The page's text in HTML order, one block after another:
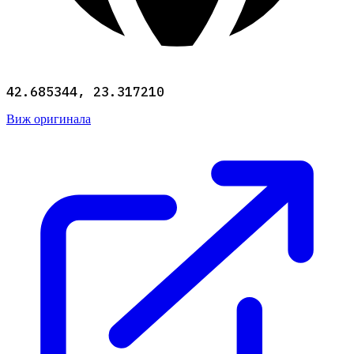
42.685344, 23.317210
Виж оригинала